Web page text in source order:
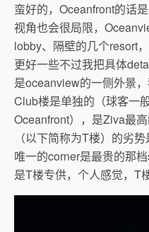
蛮好的，Oceanfront的话
视角也会很局限，
lobby、隔壁的几个resort
更好一些不过我把具体
是oceanview的一侧外景
Club楼是单独的（球客一
Oceanfront），是Ziva最
（以下简称为T楼）的劣
唯一的corner是最贵的那
是T楼专供，个人感觉，T